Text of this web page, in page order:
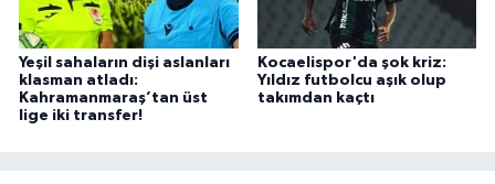
Yeşil sahaların dişi aslanları
klasman atladı:
Kahramanmaraş’tan üst
lige iki transfer!
Kocaelispor'da şok kriz:
Yıldız futbolcu aşık olup
takımdan kaçtı